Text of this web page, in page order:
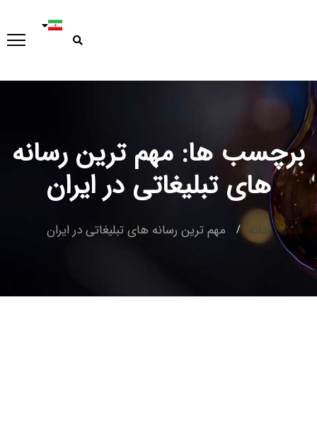
Type and hit enter
برچسب ها: مهم ترین رسانه
های تبلیغاتی در ایران
خانه مهم ترین رسانه های تبلیغاتی در ایران